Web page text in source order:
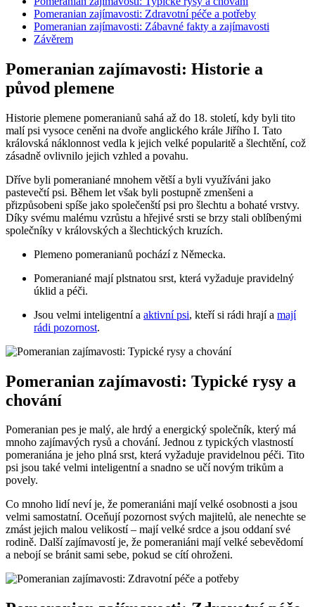
Pomeranian zajímavosti: Zdravotní péče a potřeby
Pomeranian ‌zajímavosti: Zábavné fakty a zajímavosti
Závěrem
Pomeranian zajímavosti: Historie a
původ ⁤plemene
Historie ⁢plemene pomeranianů sahá ‌až do 18. století, kdy byli tito⁤
malí psi vysoce ceněni na dvoře anglického krále Jiřího I. Tato
královská náklonnost vedla ⁢k jejich ⁣velké popularitě a⁣ šlechtění, což
zásadně ovlivnilo jejich vzhled ‍a povahu.
Dříve ‍byli pomeraniané ⁤mnohem větší a byli využíváni jako
pastevečtí psi. Během let​ však byli postupně zmenšeni a
přizpůsobeni⁣ spíše jako společenští psi pro šlechtu a bohaté vrstvy.
Díky svému malému vzrůstu a ⁣hřejivé srsti ⁢se brzy stali oblíbenými
společníky v královských a šlechtických kruzích.
Plemeno pomeranianů pochází z‌ Německa.
Pomeraniané mají‌ plstnatou srst, která vyžaduje pravidelný
úklid a péči.
Jsou velmi inteligentní​ a aktivní psi, kteří ⁢si rádi hrají ‌a‌ mají
rádi pozornost.
Pomeranian zajímavosti: Typické rysy a⁤
chování
Pomeranian pes⁢ je ​malý, ale hrdý a energický ⁤společník, který ​má
mnoho zajímavých rysů a chování. Jednou z typických vlastností
pomeraniána je jeho plná srst, která‍ vyžaduje ⁤pravidelnou péči.​ Tito‍
psi jsou ⁢také⁢ velmi ‌inteligentní a snadno se učí ⁤novým trikům⁣ a
povely.
Co ‍mnoho ‌lidí neví je, ⁣že ⁤pomeraniáni mají‍ velké osobnosti‌ a jsou
velmi samostatní. Oceňují pozornost svých majitelů, ale nenechte se​
zmást jejich malou velikostí – mají velké srdce a jsou⁢ oddaní své
rodině. Další zajímavostí je, ⁢že pomeraniáni mají velké⁣ sebevědomí
a ‍nebojí se⁤ bránit sami sebe, pokud se cítí ohroženi.